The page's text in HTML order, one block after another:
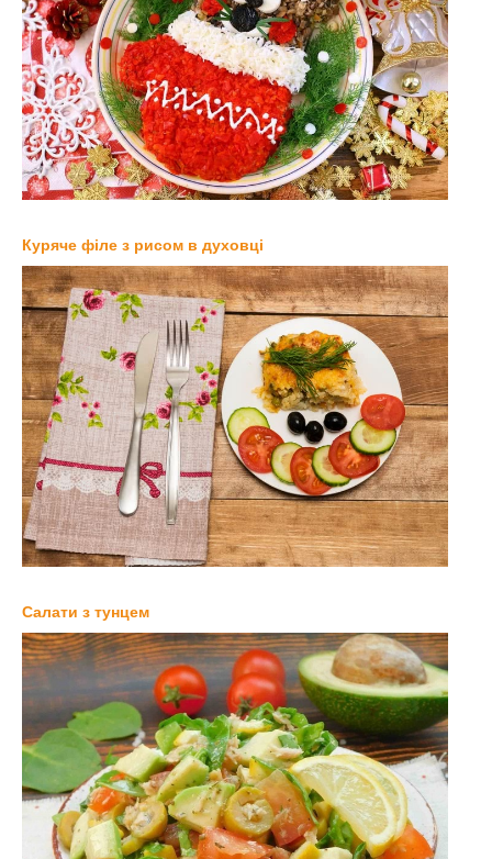
Куряче філе з рисом в духовці
Салати з тунцем